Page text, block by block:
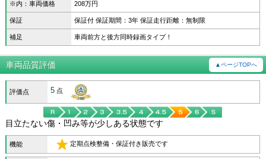
※内：車両価格 208万円
保証 保証付 保証期間：3年 保証走行距離：無制限
補足 車両前方と後方同時録画タイプ！
車両品質評価 ▲ページTOPへ
評価点 5 点
目立たない傷・凹み等が少しある状態です
機能 定期点検整備・保証付き販売です